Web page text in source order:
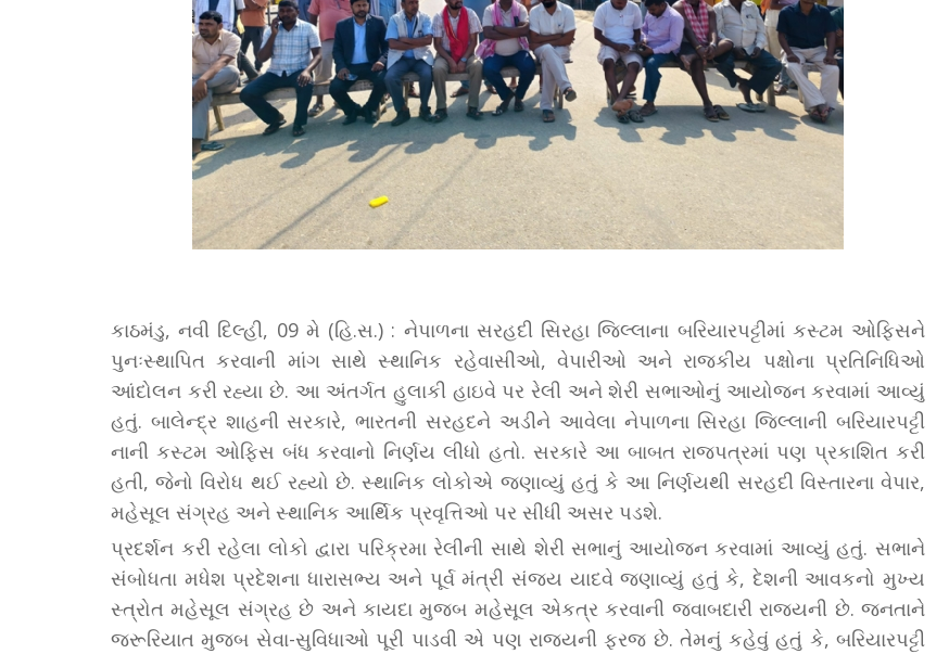
કાઠમંડુ, નવી દિલ્હી, 09 મે (હિ.સ.) : નેપાળના સરહદી સિરહા જિલ્લાના બરિયારપટ્ટીમાં કસ્ટમ ઓફિસને
પુનઃસ્થાપિત કરવાની માંગ સાથે સ્થાનિક રહેવાસીઓ, વેપારીઓ અને રાજકીય પક્ષોના પ્રતિનિધિઓ
આંદોલન કરી રહ્યા છે. આ અંતર્ગત હુલાકી હાઇવે પર રેલી અને શેરી સભાઓનું આયોજન કરવામાં આવ્યું
હતું. બાલેન્દ્ર શાહની સરકારે, ભારતની સરહદને અડીને આવેલા નેપાળના સિરહા જિલ્લાની બરિયારપટ્ટી
નાની કસ્ટમ ઓફિસ બંધ કરવાનો નિર્ણય લીધો હતો. સરકારે આ બાબત રાજપત્રમાં પણ પ્રકાશિત કરી
હતી, જેનો વિરોધ થઈ રહ્યો છે. સ્થાનિક લોકોએ જણાવ્યું હતું કે આ નિર્ણયથી સરહદી વિસ્તારના વેપાર,
મહેસૂલ સંગ્રહ અને સ્થાનિક આર્થિક પ્રવૃત્તિઓ પર સીધી અસર પડશે.
પ્રદર્શન કરી રહેલા લોકો દ્વારા પરિક્રમા રેલીની સાથે શેરી સભાનું આયોજન કરવામાં આવ્યું હતું. સભાને
સંબોધતા મધેશ પ્રદેશના ધારાસભ્ય અને પૂર્વ મંત્રી સંજય યાદવે જણાવ્યું હતું કે, દેશની આવકનો મુખ્ય
સ્ત્રોત મહેસૂલ સંગ્રહ છે અને કાયદા મુજબ મહેસૂલ એકત્ર કરવાની જવાબદારી રાજ્યની છે. જનતાને
જરૂરિયાત મુજબ સેવા-સુવિધાઓ પૂરી પાડવી એ પણ રાજ્યની ફરજ છે. તેમનું કહેવું હતું કે, બરિયારપટ્ટી